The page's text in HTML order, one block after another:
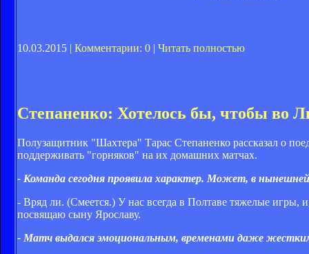
10.03.2015 | Комментарии: 0 | Читать полностью
Степаненко: Хотелось бы, чтобы во
Полузащитник "Шахтера" Тарас Степаненко рассказал о
поддерживать "горняков" на их домашних матчах.
- Команда сегодня проявила характер. Может, в
- Вряд ли. (Смеется.) У нас всегда в Полтаве тяжелые
посвящаю сыну Ярославу.
- Матч выдался эмоциональным, временами даже